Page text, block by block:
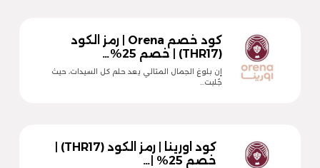
كود خصم Orena | رمز الكود
(THR17) | خصم 25%…
إن بلوغ الجمال المثالي يعد حلم كل السيدات، حيث
جُلبت…
كود اورينا | رمز الكود (THR17) |
خصم 25% |…